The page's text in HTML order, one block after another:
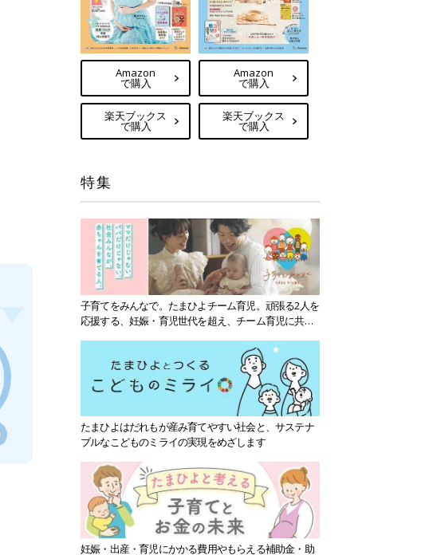
Amazon
で購入
楽天ブックス
で購入
Amazon
で購入
楽天ブックス
で購入
特集
子育てをみんなで。たまひよチーム育児。頑張る2人を
応援する、妊娠・育児世代を超え、チーム育児に共感
たまひよはだれもが産み育てやすい社会と、サステナ
ブルなこどものミライの実現をめざします
妊娠・出産・育児にかかる費用やもらえる補助金・助